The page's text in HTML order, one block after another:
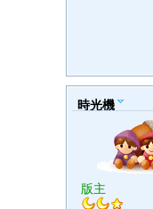
時光機
版主